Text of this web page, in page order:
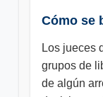
Cómo se
Los jueces
grupos de
de algún